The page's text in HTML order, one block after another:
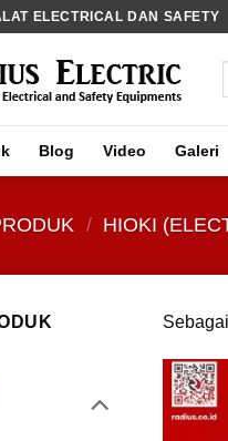
ELECTRICAL DAN SAFETY
Blog Video Galeri
/ HIOKI